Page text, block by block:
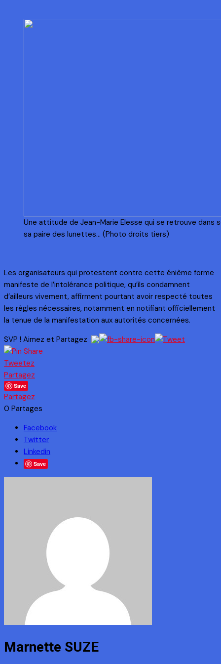
Une attitude de Jean-Marie Elesse qui se retrouve dans
sa paire des lunettes… (Photo droits tiers)
Les organisateurs qui protestent contre cette énième forme
manifeste de l’intolérance politique, qu’ils condamnent
d’ailleurs vivement, affirment pourtant avoir respecté toutes
les règles nécessaires, notamment en notifiant officiellement
la tenue de la manifestation aux autorités concernées.
SVP ! Aimez et Partagez
Tweetez
Partagez
Save
Partagez
0 Partages
Facebook
Twitter
Linkedin
Save
Marnette SUZE